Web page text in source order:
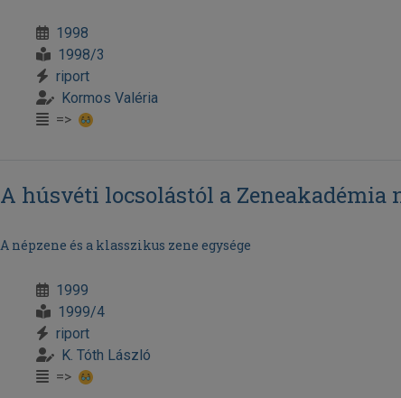
1998
1998/3
riport
Kormos Valéria
=>
A húsvéti locsolástól a Zeneakadémia
A népzene és a klasszikus zene egysége
1999
1999/4
riport
K. Tóth László
=>